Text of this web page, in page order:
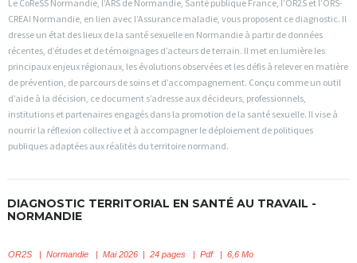
Le CoReSS Normandie, l’ARS de Normandie, Santé publique France, l’OR2S et l’ORS-
CREAI Normandie, en lien avec l’Assurance maladie, vous proposent ce diagnostic. Il
dresse un état des lieux de la santé sexuelle en Normandie à partir de données
récentes, d’études et de témoignages d’acteurs de terrain. Il met en lumière les
principaux enjeux régionaux, les évolutions observées et les défis à relever en matière
de prévention, de parcours de soins et d’accompagnement. Conçu comme un outil
d’aide à la décision, ce document s’adresse aux décideurs, professionnels,
institutions et partenaires engagés dans la promotion de la santé sexuelle. Il vise à
nourrir la réflexion collective et à accompagner le déploiement de politiques
publiques adaptées aux réalités du territoire normand.
DIAGNOSTIC TERRITORIAL EN SANTÉ AU TRAVAIL -
NORMANDIE
OR2S Normandie | Mai 2026 | 24 pages | Pdf | 6,6 Mo